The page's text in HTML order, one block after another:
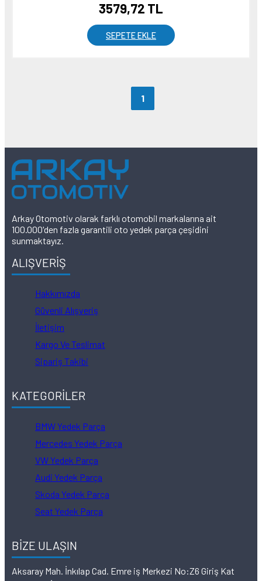
3579,72 TL
SEPETE EKLE
1
Arkay Otomotiv olarak farklı otomobil markalarına ait
100.000'den fazla garantili oto yedek parça çeşidini
sunmaktayız.
ALIŞVERİŞ
Hakkımızda
Güvenli Alışveriş
İletişim
Kargo Ve Teslimat
Sipariş Takibi
KATEGORİLER
BMW Yedek Parça
Mercedes Yedek Parça
VW Yedek Parça
Audi Yedek Parça
Skoda Yedek Parça
Seat Yedek Parça
BİZE ULAŞIN
Aksaray Mah. İnkılap Cad. Emre iş Merkezi No:Z6 Giriş Kat